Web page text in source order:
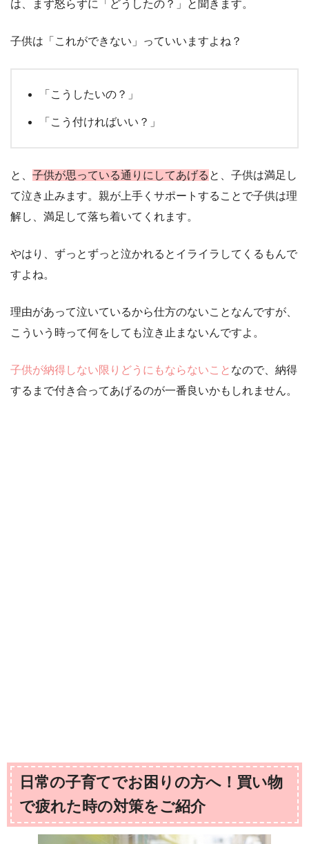
は、まず怒らずに「どうしたの？」と聞きます。
子供は「これができない」っていいますよね？
「こうしたいの？」
「こう付ければいい？」
と、 子供が思っている通りにしてあげる と、子供は満足し
て泣き止みます。親が上手くサポートすることで子供は理
解し、満足して落ち着いてくれます。
やはり、ずっとずっと泣かれるとイライラしてくるもんで
すよね。
理由があって泣いているから仕方のないことなんですが、
こういう時って何をしても泣き止まないんですよ。
子供が納得しない限りどうにもならないこと なので、納得
するまで付き合ってあげるのが一番良いかもしれません。
日常の子育てでお困りの方へ！買い物
で疲れた時の対策をご紹介